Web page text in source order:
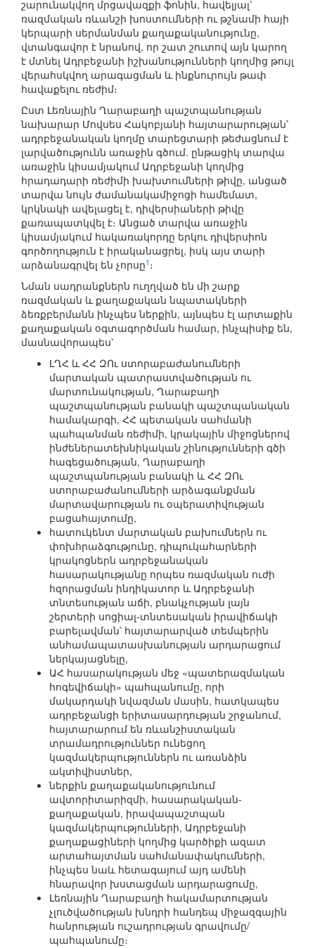
շարունակվող մրցավազքի ֆոնին, հավելյալ՝
ռազմական ռևանշի խոստումների ու թշնամի հայի
կերպարի սերմանման քաղաքականությունը,
վտանգավոր է նրանով, որ շատ շուտով այն կարող
է մտնել Ադրբեջանի իշխանությունների կողմից թույլ
վերահսկվող արագացման և ինքնուրույն թափ
հավաքելու ռեժիմ։
Ըստ Լեռնային Ղարաբաղի պաշտպանության
նախարար Մովսես Հակոբյանի հայտարարության՝
ադրբեջանական կողմը տարեցտարի թեժացնում է
լարվածությունն առաջին գծում. ընթացիկ տարվա
առաջին կիսամյակում Ադրբեջանի կողմից
հրադադարի ռեժիմի խախտումների թիվը, անցած
տարվա նույն ժամանակամիջոցի համեմատ,
կրկնակի ավելացել է, դիվերսիաների թիվը
քառապատկվել է։ Անցած տարվա առաջին
կիսամյակում հակառակորդը երկու դիվերսիոն
գործողություն է իրականացրել, իսկ այս տարի
արձանագրվել են չորսը1 ։
Նման սադրանքներն ուղղված են մի շարք
ռազմական և քաղաքական նպատակների
ձեռքբերմանն ինչպես ներքին, այնպես էլ արտաքին
քաղաքական օգտագործման համար, ինչպիսիք են,
մասնավորապես՝
ԼՂՀ և ՀՀ ԶՈւ ստորաբաժանումների
մարտական պատրաստվածության ու
մարտունակության, Ղարաբաղի
պաշտպանության բանակի պաշտպանական
համակարգի, ՀՀ պետական սահմանի
պահպանման ռեժիմի, կրակային միջոցներով
ինժեներատեխնիկական շինությունների գծի
հագեցածության, Ղարաբաղի
պաշտպանության բանակի և ՀՀ ԶՈւ
ստորաբաժանումների արձագանքման
մարտավարության ու օպերատիվության
բացահայտումը,
հատուկենտ մարտական բախումներն ու
փոխհրաձգությունը, դիպուկահարների
կրակոցներն ադրբեջանական
հասարակությանը որպես ռազմական ուժի
հզորացման ինդիկատոր և Ադրբեջանի
տնտեսության աճի, բնակչության լայն
շերտերի սոցիալ-տնտեսական իրավիճակի
բարելավման՝ հայտարարված տեմպերին
անհամապատասխանության արդարացում
ներկայացնելը,
ԱՀ հասարակության մեջ «պատերազմական
հոգեվիճակի» պահպանումը, որի
մակարդակի նվազման մասին, հատկապես
ադրբեջանցի երիտասարդության շրջանում,
հայտարարում են ռևանշիստական
տրամադրություններ ունեցող
կազմակերպություններն ու առանձին
ակտիվիստներ,
ներքին քաղաքականությունում
ավտորիտարիզմի, հասարակական-
քաղաքական, իրավապաշտպան
կազմակերպությունների, Ադրբեջանի
քաղաքացիների կողմից կարծիքի ազատ
արտահայտման սահմանափակումների,
ինչպես նաև հետագայում այդ ամենի
հնարավոր խստացման արդարացումը,
Լեռնային Ղարաբաղի հակամարտության
չլուծվածության խնդրի հանդեպ միջազգային
հանրության ուշադրության գրավումը/
պահպանումը։